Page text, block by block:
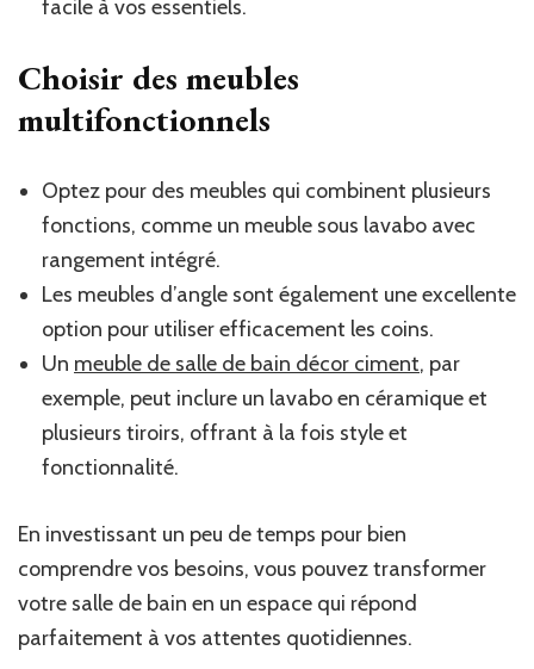
facile à vos essentiels.
Choisir des meubles
multifonctionnels
Optez pour des meubles qui combinent plusieurs
fonctions, comme un meuble sous lavabo avec
rangement intégré.
Les meubles d’angle sont également une excellente
option pour utiliser efficacement les coins.
Un meuble de salle de bain décor ciment, par
exemple, peut inclure un lavabo en céramique et
plusieurs tiroirs, offrant à la fois style et
fonctionnalité.
En investissant un peu de temps pour bien
comprendre vos besoins, vous pouvez transformer
votre salle de bain en un espace qui répond
parfaitement à vos attentes quotidiennes.